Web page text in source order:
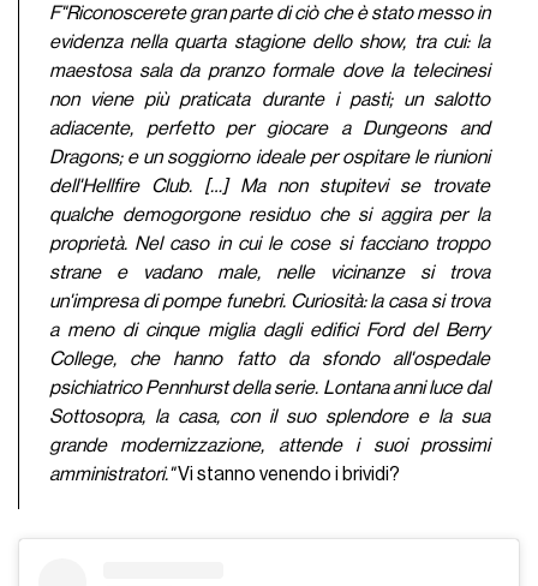
F"Riconoscerete gran parte di ciò che è stato messo in
evidenza nella quarta stagione dello show, tra cui: la
maestosa sala da pranzo formale dove la telecinesi
non viene più praticata durante i pasti; un salotto
adiacente, perfetto per giocare a Dungeons and
Dragons; e un soggiorno ideale per ospitare le riunioni
dell'Hellfire Club. […] Ma non stupitevi se trovate
qualche demogorgone residuo che si aggira per la
proprietà. Nel caso in cui le cose si facciano troppo
strane e vadano male, nelle vicinanze si trova
un'impresa di pompe funebri. Curiosità: la casa si trova
a meno di cinque miglia dagli edifici Ford del Berry
College, che hanno fatto da sfondo all'ospedale
psichiatrico Pennhurst della serie. Lontana anni luce dal
Sottosopra, la casa, con il suo splendore e la sua
grande modernizzazione, attende i suoi prossimi
amministratori."Vi stanno venendo i brividi?